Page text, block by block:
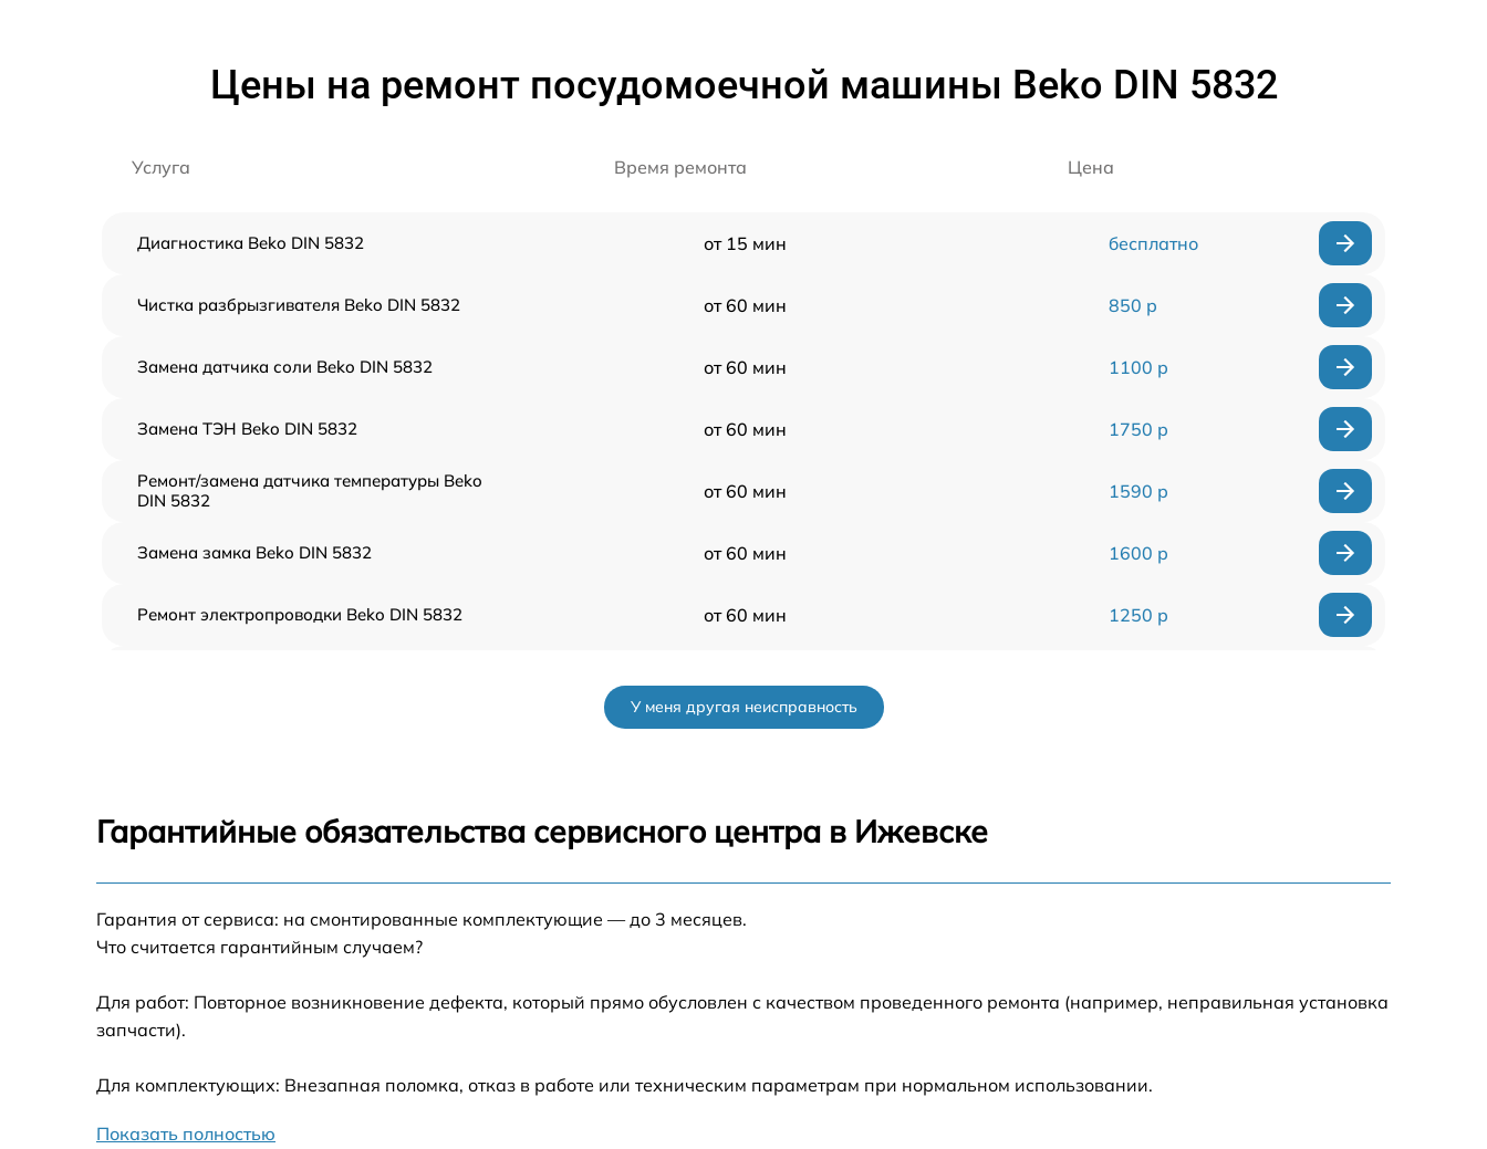
Цены на ремонт посудомоечной машины Beko DIN 5832
Услуга Время ремонта Цена
Диагностика Beko DIN 5832 от 15 мин бесплатно
Чистка разбрызгивателя Beko DIN 5832 от 60 мин 850 р
Замена датчика соли Beko DIN 5832 от 60 мин 1100 р
Замена ТЭН Beko DIN 5832 от 60 мин 1750 р
Ремонт/замена датчика температуры Beko
DIN 5832
от 60 мин 1590 р
Замена замка Beko DIN 5832 от 60 мин 1600 р
Ремонт электропроводки Beko DIN 5832 от 60 мин 1250 р
Замена панели управления Beko DIN 5832 от 60 мин
Замена пускового конденсатора
У меня другая неисправность
Гарантийные обязательства сервисного центра в Ижевске
Гарантия от сервиса: на смонтированные комплектующие — до 3 месяцев.
Что считается гарантийным случаем?
Для работ: Повторное возникновение дефекта, который прямо обусловлен с качеством проведенного ремонта (например, неправильная установка
запчасти).
Для комплектующих: Внезапная поломка, отказ в работе или техническим параметрам при нормальном использовании.
Показать полностью